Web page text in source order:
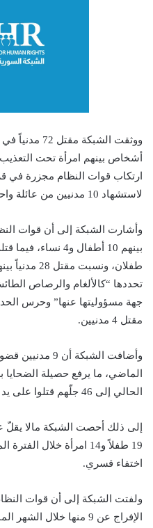
أشخاص بينهم امرأة تحت
ارتكاب قوات النظام مجزرة في
لاستشهاد 10 مدنيين من عائلة واحدة.
تحددها “كالألغام والرصاص
جهة مسؤوليتها عنها” وحرس
مقتل 4 مدنيين.
وأضافت الشبكة
الماضي، ما يرفع حصيلة
الحالي إلى 46 جلّهم قتلوا على يد النظام السوري.
اختفاء قسري.